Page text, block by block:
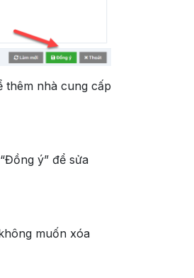
thêm nhà cung cấp
ý” để sửa
muốn xóa